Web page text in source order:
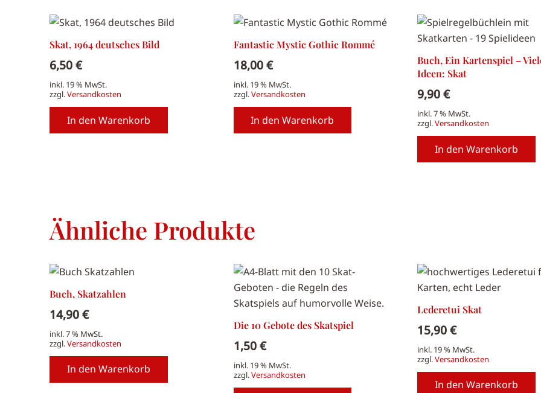
Skat, 1964 deutsches Bild
6,50€
inkl. 19 % MwSt.
zzgl.Versandkosten
In den Warenkorb
Fantastic Mystic Gothic Rommé
18,00€
inkl. 19 % MwSt.
zzgl.Versandkosten
In den Warenkorb
Buch, Ein Kartenspiel –
Ideen: Skat
9,90€
inkl. 7 % MwSt.
zzgl.Versandkosten
In den Warenkorb
Ähnliche Produkte
Buch, Skatzahlen
14,90€
inkl. 7 % MwSt.
zzgl.Versandkosten
In den Warenkorb
Die 10 Gebote des Skatspiel
1,50€
inkl. 19 % MwSt.
zzgl.Versandkosten
Lederetui Skat
15,90€
inkl. 19 % MwSt.
zzgl.Versandkosten
In den Warenkorb